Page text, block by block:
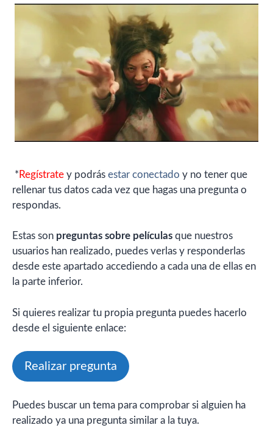
* Regístrate y podrás estar conectado y no tener que
rellenar tus datos cada vez que hagas una pregunta o
respondas.
Estas son preguntas sobre películas que nuestros
usuarios han realizado, puedes verlas y responderlas
desde este apartado accediendo a cada una de ellas en
la parte inferior.
Si quieres realizar tu propia pregunta puedes hacerlo
desde el siguiente enlace:
Realizar pregunta
Puedes buscar un tema para comprobar si alguien ha
realizado ya una pregunta similar a la tuya.